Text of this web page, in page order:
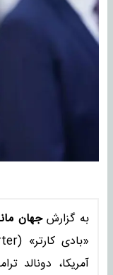
به گزارشجهان
آمریکا، دونالد